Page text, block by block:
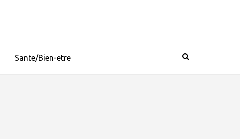
Sante/Bien-etre